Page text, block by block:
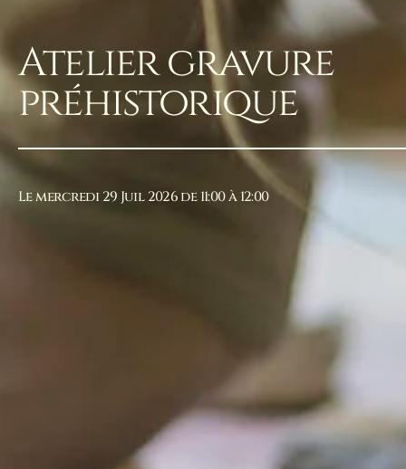
Atelier gravure
préhistorique
Le mercredi 29 Juil 2026 de 11:00 à 12:00